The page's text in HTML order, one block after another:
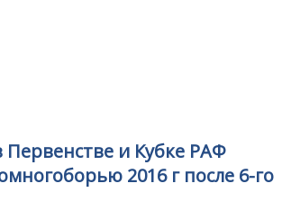
и Кубке РАФ
2016 г после 6-го